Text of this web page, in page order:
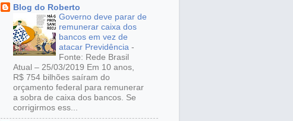
Blog do Roberto
Governo deve parar de
remunerar caixa dos
bancos em vez de
atacar Previdência -
Fonte: Rede Brasil
Atual – 25/03/2019 Em 10 anos,
R$ 754 bilhões saíram do
orçamento federal para remunerar
a sobra de caixa dos bancos. Se
corrigirmos ess...